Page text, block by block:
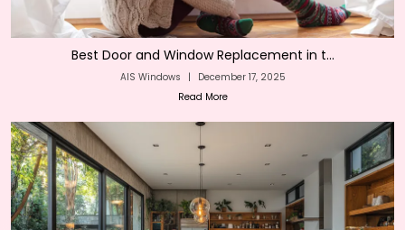
Best Door and Window Replacement in t...
AIS Windows |
December 17, 2025
Read More